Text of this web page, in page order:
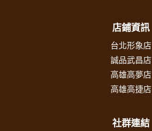
店鋪資訊
台北形象店
誠品武昌店
高雄高夢店
高雄高捷店
社群連結